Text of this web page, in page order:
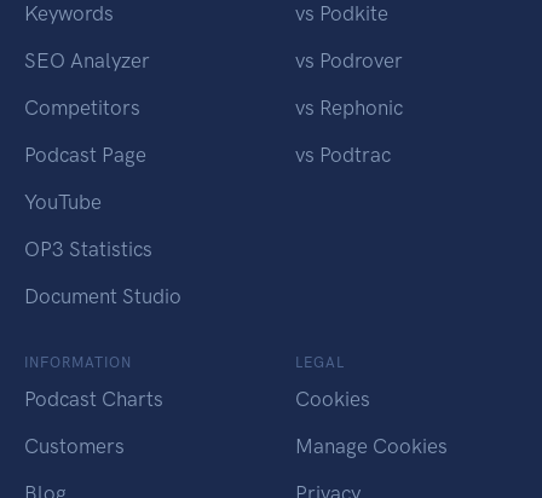
Keywords
SEO Analyzer
Competitors
Podcast Page
YouTube
OP3 Statistics
Document Studio
vs Podkite
vs Podrover
vs Rephonic
vs Podtrac
INFORMATION
Podcast Charts
Customers
LEGAL
Cookies
Manage Cookies